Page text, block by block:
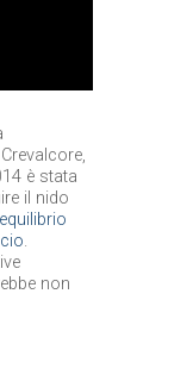
è stata
il nido
.
non